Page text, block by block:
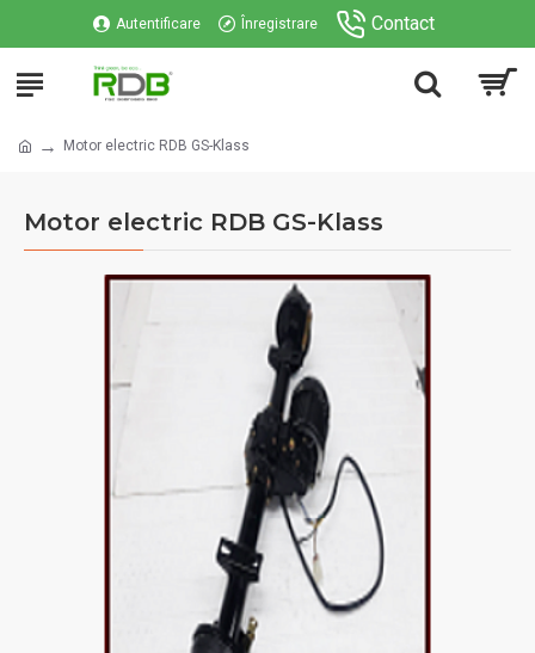
Autentificare Înregistrare Contact
Motor electric RDB GS-Klass
Motor electric RDB GS-Klass